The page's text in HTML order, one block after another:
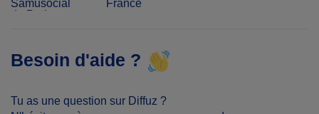
Samusocial
de Paris
France
Besoin d'aide ?
Tu as une question sur Diffuz ?